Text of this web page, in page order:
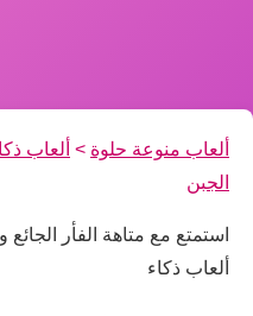
ألعاب منوعة حلوة > ألعاب
الجبن
استمتع مع متاهة الفأر
ألعاب ذكاء